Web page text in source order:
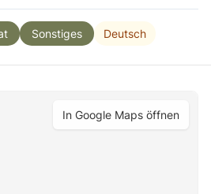
Sonstiges Deutsch
In Google Maps öffnen